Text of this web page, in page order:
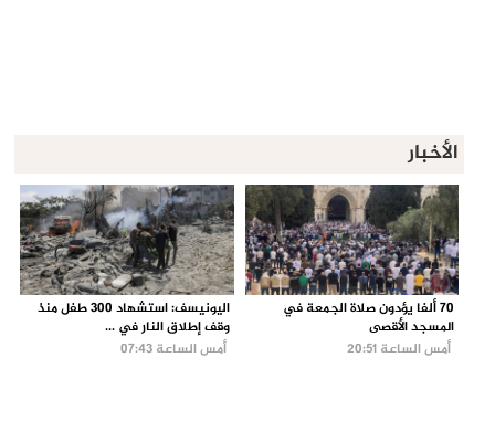
الأخبار
70 ألفا يؤدون صلاة الجمعة في
المسجد الأقصى
أمس الساعة 20:51
اليونيسف: استشهاد 300 طفل منذ
وقف إطلاق النار في ...
أمس الساعة 07:43